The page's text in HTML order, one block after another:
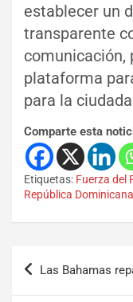
establecer un
transparente
comunicación,
plataforma
para la
Comparte esta
Etiquetas: Fuerza del
República Dominicana
Las Bahamas